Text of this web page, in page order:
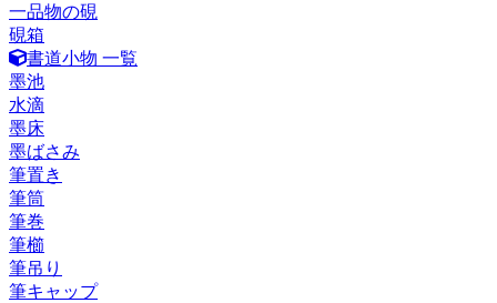
一品物の硯
硯箱
書道小物 一覧
墨池
水滴
墨床
墨ばさみ
筆置き
筆筒
筆巻
筆櫛
筆吊り
筆キャップ